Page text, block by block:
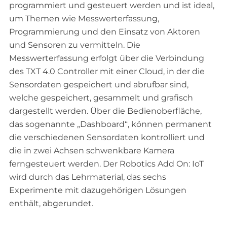
programmiert und gesteuert werden und ist ideal,
um Themen wie Messwerterfassung,
Programmierung und den Einsatz von Aktoren
und Sensoren zu vermitteln. Die
Messwerterfassung erfolgt über die Verbindung
des TXT 4.0 Controller mit einer Cloud, in der die
Sensordaten gespeichert und abrufbar sind,
welche gespeichert, gesammelt und grafisch
dargestellt werden. Über die Bedienoberfläche,
das sogenannte „Dashboard“, können permanent
die verschiedenen Sensordaten kontrolliert und
die in zwei Achsen schwenkbare Kamera
ferngesteuert werden. Der Robotics Add On: IoT
wird durch das Lehrmaterial, das sechs
Experimente mit dazugehörigen Lösungen
enthält, abgerundet.